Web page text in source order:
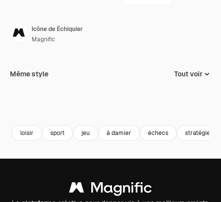
Icône de Échiquier
Magnific
Même style Tout voir
loisir sport jeu à damier échecs stratégie